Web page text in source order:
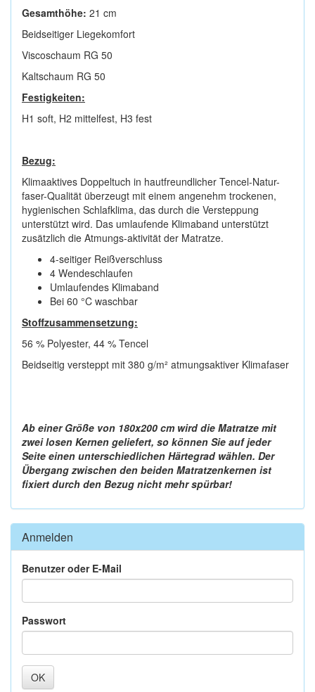
Gesamthöhe: 21 cm
Beidseitiger Liegekomfort
Viscoschaum RG 50
Kaltschaum RG 50
Festigkeiten:
H1 soft, H2 mittelfest, H3 fest
Bezug:
Klimaaktives Doppeltuch in hautfreundlicher Tencel-Natur-
faser-Qualität überzeugt mit einem angenehm trockenen,
hygieni­schen Schlafklima, das durch die Versteppung
unterstützt wird. Das umlaufende Klimaband unterstützt
zusätzlich die Atmungs-aktivität der Matratze.
4-seitiger Reißverschluss
4 Wendeschlaufen
Umlaufendes Klimaband
Bei 60 °C waschbar
Stoffzusammensetzung:
56 % Polyester, 44 % Tencel
Beidseitig versteppt mit 380 g/m² atmungsaktiver Klimafaser
Ab einer Größe von 180x200 cm wird die Matratze mit
zwei losen Kernen geliefert, so können Sie auf jeder
Seite einen unterschiedlichen Härtegrad wählen. Der
Übergang zwischen den beiden Matratzenkernen ist
fixiert durch den Bezug nicht mehr spürbar!
Anmelden
Benutzer oder E-Mail
Passwort
OK